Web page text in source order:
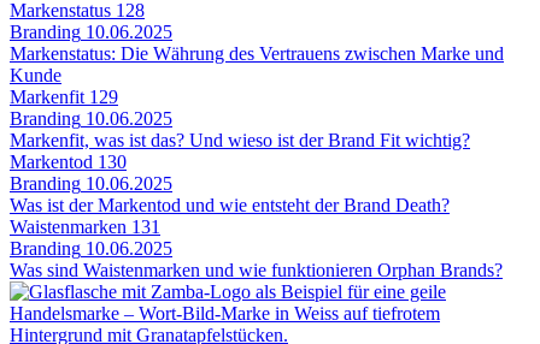
Markenstatus 128
Branding 10.06.2025
Markenstatus: Die Währung des Vertrauens zwischen Marke und
Kunde
Markenfit 129
Branding 10.06.2025
Markenfit, was ist das? Und wieso ist der Brand Fit wichtig?
Markentod 130
Branding 10.06.2025
Was ist der Markentod und wie entsteht der Brand Death?
Waistenmarken 131
Branding 10.06.2025
Was sind Waistenmarken und wie funktionieren Orphan Brands?